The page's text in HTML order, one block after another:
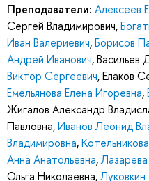
Преподаватели: Алексеев
Сергей Владимирович,
Иван Валериевич,Борисов
Андрей Иванович,Васильев
Виктор Сергеевич,Елаков
Емельянова Елена Игоревна,
Жигалов Александр
Павловна,Иванов Леонид
Владимировна,
Анна Анатольевна,
Ольга Николаевна,